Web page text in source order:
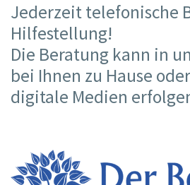
Jederzeit telefonische
Hilfestellung!
Die Beratung kann in
bei Ihnen zu Hause
digitale Medien